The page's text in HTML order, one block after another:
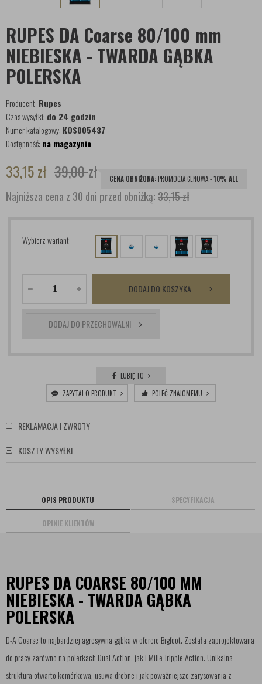
RUPES DA Coarse 80/100 mm
NIEBIESKA - TWARDA GĄBKA
POLERSKA
Producent: Rupes
Czas wysyłki: do 24 godzin
Numer katalogowy: KOS005437
Dostępność: na magazynie
33,15zł 39,00zł CENA OBNIŻONA: PROMOCJA CENOWA -10% ALL
Najniższa cena z 30 dni przed obniżką:33,15 zł
Wybierz wariant:
DODAJ DO KOSZYKA
DODAJ DO PRZECHOWALNI
LUBIĘ TO
ZAPYTAJ O PRODUKT
POLEĆ ZNAJOMEMU
REKLAMACJA I ZWROTY
KOSZTY WYSYŁKI
OPIS PRODUKTU SPECYFIKACJA
OPINIE KLIENTÓW
RUPES DA COARSE 80/100 MM
NIEBIESKA - TWARDA GĄBKA
POLERSKA
D-A Coarse to najbardziej agresywna gąbka w ofercie Bigfoot. Została zaprojektowana
do pracy zarówno na polerkach Dual Action, jak i Mille Tripple Action. Unikalna
struktura otwarto komórkowa, usuwa drobne i jak poważniejsze zarysowania z